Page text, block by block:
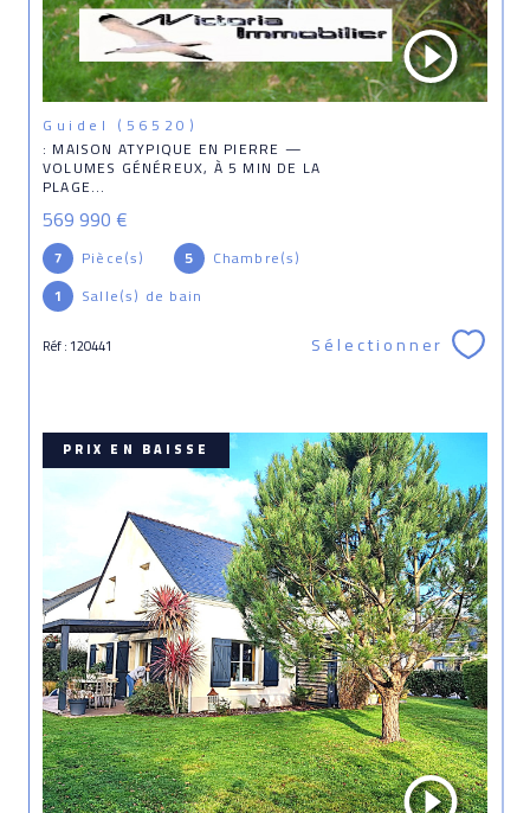
Guidel (56520)
: MAISON ATYPIQUE EN PIERRE —
VOLUMES GÉNÉREUX, À 5 MIN DE LA
PLAGE...
569 990 €
7 Pièce(s) 5
Chambre(s)
1
Salle(s) de bain
Réf : 120441 Sélectionner
PRIX EN BAISSE